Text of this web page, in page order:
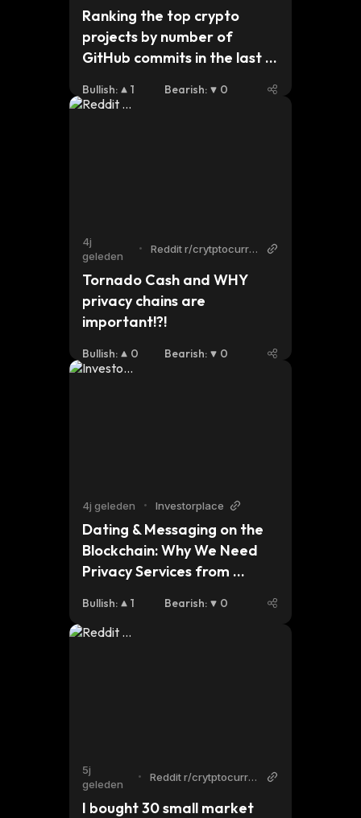
Ranking the top crypto
projects by number of
GitHub commits in the last 3
in the bear market?
Bullish: 1 Bearish: 0
4j
geleden
•
Reddit r/crytptocurre
Tornado Cash and WHY
privacy chains are
important!?!
Bullish: 0 Bearish: 0
4j geleden • Investorplace
Dating & Messaging on the
Blockchain: Why We Need
Privacy Services from
Bullish: 1 Bearish: 0
5j
geleden
•
Reddit r/crytptocurre
I bought 30 small market